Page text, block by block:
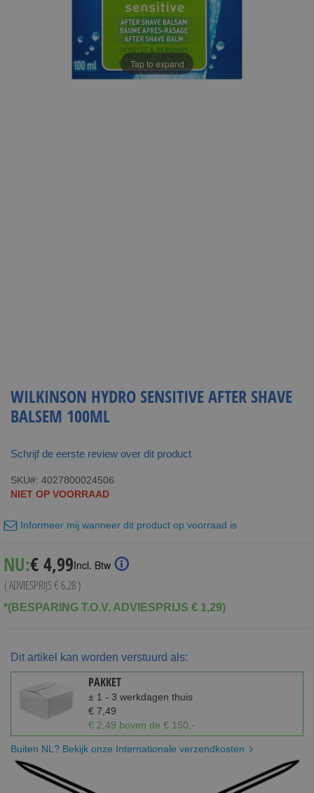
Tap to expand
WILKINSON HYDRO SENSITIVE AFTER SHAVE
BALSEM 100ML
Schrijf de eerste review over dit product
SKU
4027800024506
NIET OP VOORRAAD
Informeer mij wanneer dit product op voorraad is
NU: Special
Price
€ 4,99Incl. Btw
( ADVIESPRIJS€ 6,28)
*(BESPARING T.O.V. ADVIESPRIJS € 1,29)
Dit artikel kan worden verstuurd als:
PAKKET
± 1 - 3 werkdagen thuis
€ 7,49
€ 2,49 boven de € 150,-
Buiten NL? Bekijk onze Internationale verzendkosten